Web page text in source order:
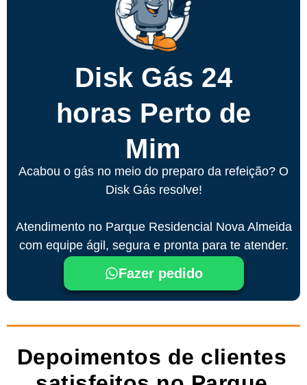
Disk Gás 24
horas Perto de
Mim
Acabou o gás no meio do preparo da refeição? O
Disk Gás resolve!
Atendimento no Parque Residencial Nova Almeida
com equipe ágil, segura e pronta para te atender.
Fazer pedido
Depoimentos de clientes